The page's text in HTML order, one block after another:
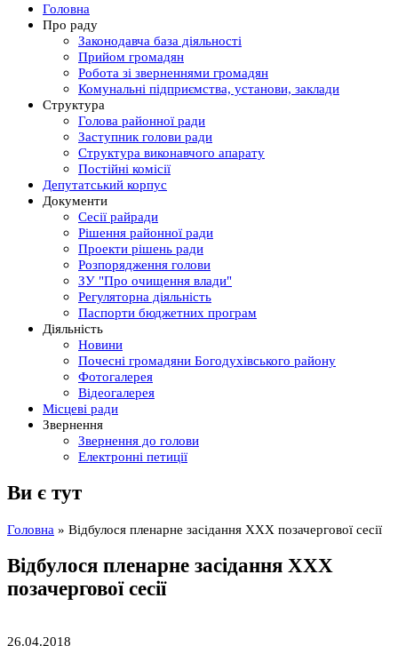
Головна
Про раду
Законодавча база діяльності
Прийом громадян
Робота зі зверненнями громадян
Комунальні підприємства, установи, заклади
Структура
Голова районної ради
Заступник голови ради
Структура виконавчого апарату
Постійні комісії
Депутатський корпус
Документи
Сесії райради
Рішення районної ради
Проекти рішень ради
Розпорядження голови
ЗУ "Про очищення влади"
Регуляторна діяльність
Паспорти бюджетних програм
Діяльність
Новини
Почесні громадяни Богодухівського району
Фотогалерея
Відеогалерея
Місцеві ради
Звернення
Звернення до голови
Електронні петиції
Ви є тут
Головна » Відбулося пленарне засідання ХХХ позачергової сесії
Відбулося пленарне засідання ХХХ
позачергової сесії
26.04.2018